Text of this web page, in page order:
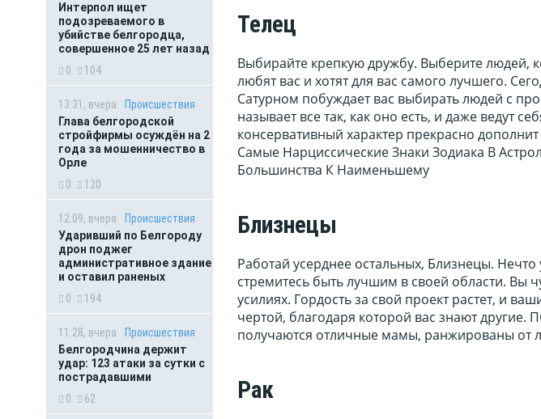
Интерпол ищет
подозреваемого в
убийстве белгородца,
совершенное 25 лет назад
0
104
13:31, вчера
Происшествия
Глава белгородской
стройфирмы осуждён на 2
года за мошенничество в
Орле
0
120
12:09, вчера
Происшествия
Ударивший по Белгороду
дрон поджег
административное здание
и оставил раненых
0
194
11:28, вчера
Происшествия
Белгородчина держит
удар: 123 атаки за сутки с
пострадавшими
0
62
Телец
Выбирайте крепкую дружбу. Выберите людей,
любят вас и хотят для вас самого лучшего.
Сатурном побуждает вас выбирать людей с
называет все так, как оно есть, и даже ведут
консервативный характер прекрасно
Самые Нарциссические Знаки Зодиака В
Большинства К Наименьшему
Близнецы
Работай усерднее остальных, Близнецы.
стремитесь быть лучшим в своей области. Вы
усилиях. Гордость за свой проект растет, и
чертой, благодаря которой вас знают другие.
получаются отличные мамы, ранжированы от
Рак